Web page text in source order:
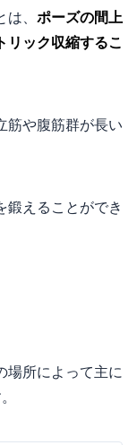
、 ポーズの間上
リック収縮するこ
筋や腹筋群が長い
鍛えることができ
場所によって主に